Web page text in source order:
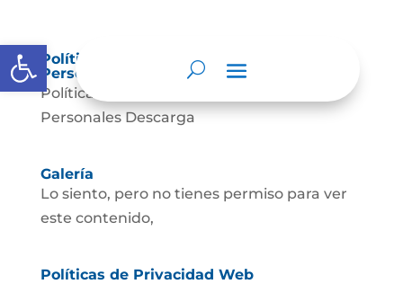
Abrir barra de herramientas
Política de Tratamiento de Datos
Personales.
Política de Tratamiento de Datos
Personales Descarga
Galería
Lo siento, pero no tienes permiso para ver
este contenido,
Políticas de Privacidad Web